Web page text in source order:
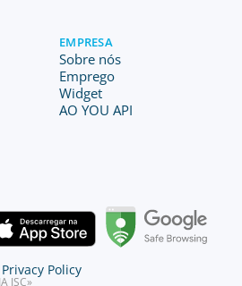
EMPRESA
Sobre nós
Emprego
Widget
AO YOU API
JSC»
Privacy Policy